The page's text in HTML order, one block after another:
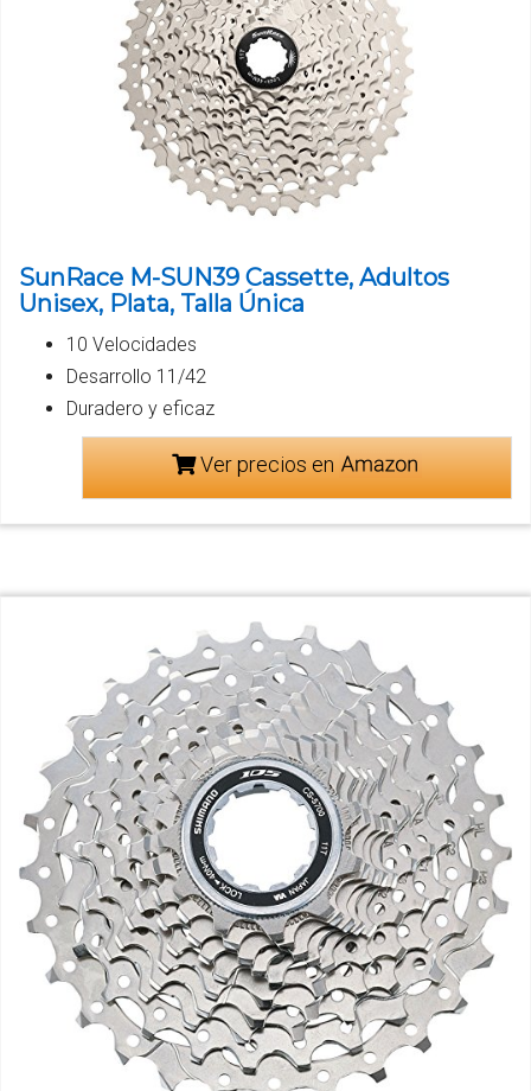
SunRace M-SUN39 Cassette, Adultos
Unisex, Plata, Talla Única
10 Velocidades
Desarrollo 11/42
Duradero y eficaz
Ver precios en